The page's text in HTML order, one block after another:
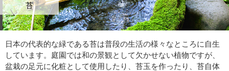
苔
日本の代表的な緑である苔は普段の生活の様々なところに自生
しています。庭園では和の景観として欠かせない植物ですが、
盆栽の足元に化粧として使用したり、苔玉を作ったり、苔自体